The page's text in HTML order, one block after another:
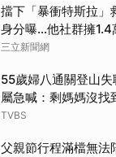
擋下「暴衝特斯拉」
身分曝…他社群擁1.4
三立新聞網
55歲婦八通關登山
屬急喊：剩媽媽沒找
TVBS
父親節行程滿檔無法